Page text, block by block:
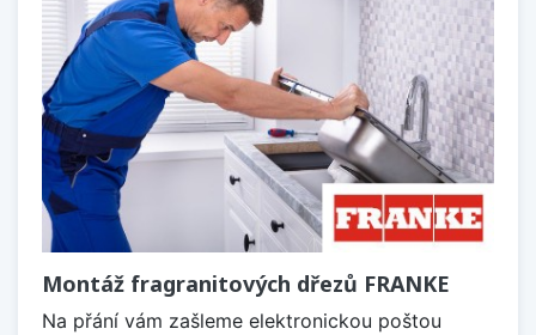
Montáž fragranitových dřezů FRANKE
Na přání vám zašleme elektronickou poštou